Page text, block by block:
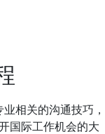
相关的沟通技巧，
国际工作机会的大